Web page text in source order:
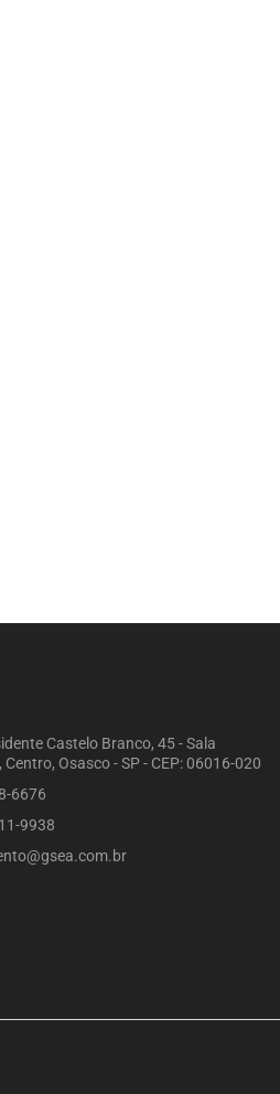
Castelo Branco, 45 - Sala
Osasco - SP - CEP: 06016-020
6676
9938